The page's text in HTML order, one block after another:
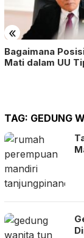
«
Bagaimana
Mati dalam UU
TAG: GEDUNG